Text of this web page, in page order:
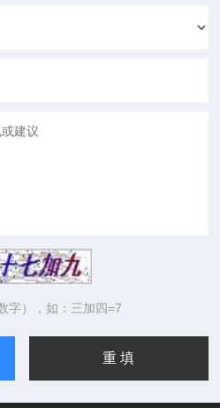
字），如：三加四=7